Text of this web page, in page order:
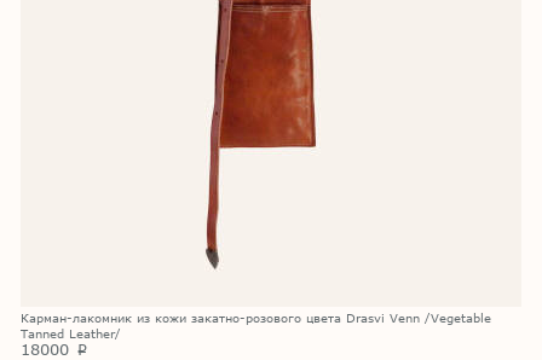
Карман-лакомник из кожи закатно-розового цвета Drasvi Venn /Vegetable
Tanned Leather/
18000 p